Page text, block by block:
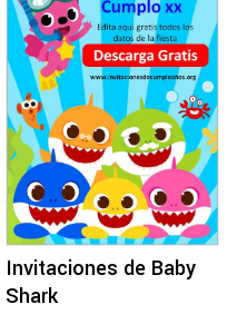
Invitaciones de Baby
Shark